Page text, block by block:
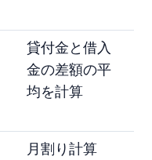
貸付金と借入
金の差額の平
均を計算
月割り計算